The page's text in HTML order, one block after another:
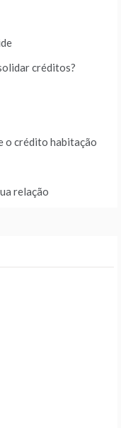
créditos?
o crédito habitação
relação